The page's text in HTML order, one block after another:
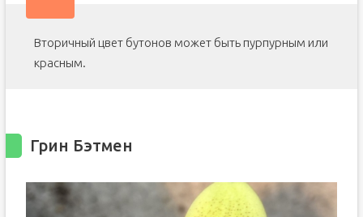
Вторичный цвет бутонов может быть пурпурным или
красным.
Грин Бэтмен